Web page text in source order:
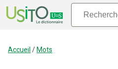
Accueil / Mots